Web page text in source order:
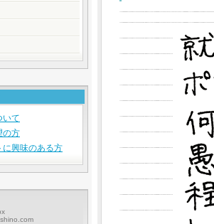
いて
の方
に興味のある方